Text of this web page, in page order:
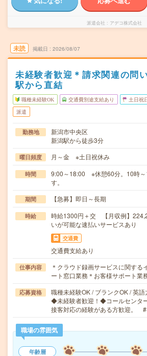
派遣会社 アデコ株式会社
未読 掲載日 2026/08/07
未経験者歓迎＊請求関連の問
駅から直結
職種未経験OK 交通費別途支給あり 土日祝
派遣
勤務地
新潟市中央区
新潟駅から徒歩3分
曜日頻度 月～金 ※土日祝休み
時間
9:00～18:00 ※休憩60分。10時～
す。
期間 【急募】即日～長期
時給
時給1300円＋交 【月収例】
いが可能な速払いサービスあり
交通費
交通費支給あり
仕事内容
＊クラウド録画サービスに関する
ート窓口業務＊お客様サポート
応募資格
職種未経験OK / ブランクOK / 英語
◆未経験者歓迎！◆コールセンタ
接客対応の経験がある方歓迎。
職場の雰囲気
年齢層